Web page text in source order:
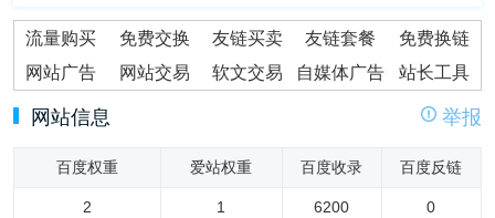
流量购买 免费交换 友链买卖 友链套餐
免费换链
网站广告
网站交易 软文交易 自媒体广告 站长工具
网站信息 举报
百度权重 爱站权重 百度收录 百度反链
2 1 6200 0